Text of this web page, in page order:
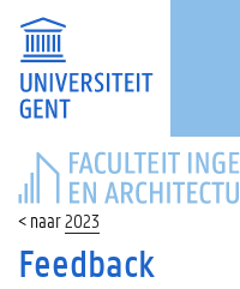
FACULTEIT
INGENIEURSWETENSCHAPPEN
EN
ARCHITECTUUR
2023
Feedback